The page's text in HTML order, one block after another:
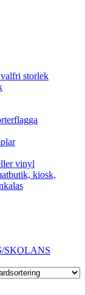
storlek
vinyl
kiosk,
SKOLANS